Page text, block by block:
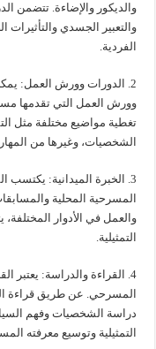
والديكور والإضاءة. تتضمن
والتعبير الجسدي والتأثيرات
الفردية.
2. الدورات وورش العمل:
وورش العمل التي تقدمها
تغطية مواضيع مختلفة مثل
الشخصيات، وغيرها من
3. الخبرة الميدانية:
المسرحية المحلية
والعمل في الأدوار
التمثيلية.
4. القراءة والدراسة: يعتبر
المسرحي. عن طريق قراءة
دراسة الشخصيات وفهم
التمثيلية وتوسيع معرفته